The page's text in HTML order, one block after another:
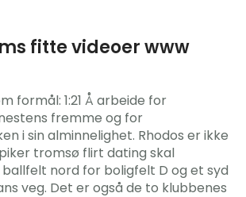
fitte videoer www
formål: 1:21 Å arbeide for
fremme og for
i sin alminnelighet. Rhodos er ikke
tromsø flirt dating skal
nord for boligfelt D og et syd
veg. Det er også de to klubbenes